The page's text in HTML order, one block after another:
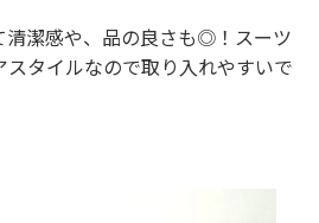
清潔感や、品の良さも◎！スーツ
タイルなので取り入れやすいで